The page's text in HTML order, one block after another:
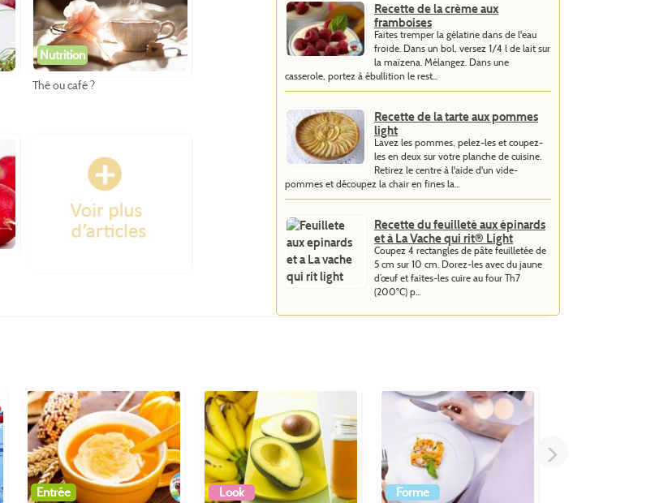
Nutrition
Thé ou café ?
Recette de la crème aux
framboises
Faites tremper la gélatine dans de l'eau
froide. Dans un bol, versez 1/4 l de lait sur
la maïzena. Mélangez. Dans une
casserole, portez à ébullition le rest...
Recette de la tarte aux pommes
light
Lavez les pommes, pelez-les et coupez-
les en deux sur votre planche de cuisine.
Retirez le centre à l'aide d'un vide-
pommes et découpez la chair en fines la...
Recette du feuilleté aux épinards
et à La Vache qui rit® Light
Coupez 4 rectangles de pâte feuilletée de
5 cm sur 10 cm. Dorez-les avec du jaune
d’œuf et faites-les cuire au four Th7
(200°C) p...
Entrée Look Forme
>